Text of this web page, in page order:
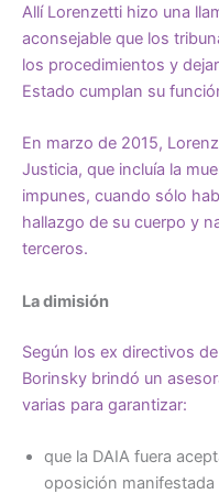
Allí Lorenzetti hizo una
aconsejable que los
los procedimientos y
Estado cumplan su
En marzo de 2015,
Justicia, que incluía la
impunes, cuando sólo
hallazgo de su cuerpo y
terceros.
La dimisión
Según los ex directivos
Borinsky brindó un
varias para garantizar:
que la DAIA fuera
oposición manifestada